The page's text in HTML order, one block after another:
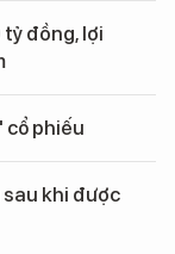
đồng, lợi
phiếu
khi được